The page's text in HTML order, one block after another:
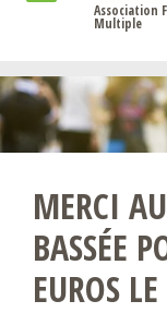
Association
Multiple
MERCI
BASSÉE
EUROS